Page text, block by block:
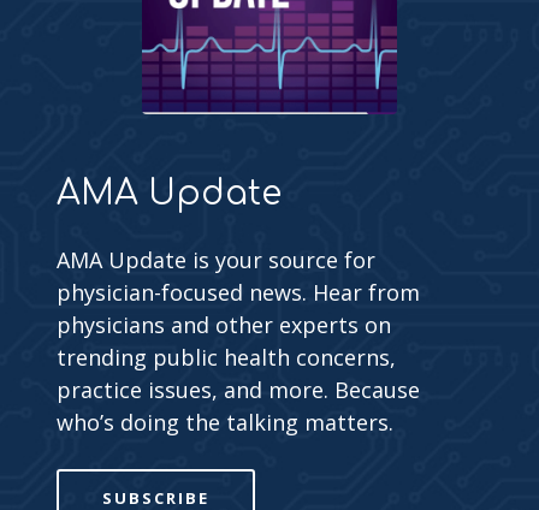
AMA Update
AMA Update is your source for
physician-focused news. Hear from
physicians and other experts on
trending public health concerns,
practice issues, and more. Because
who’s doing the talking matters.
SUBSCRIBE